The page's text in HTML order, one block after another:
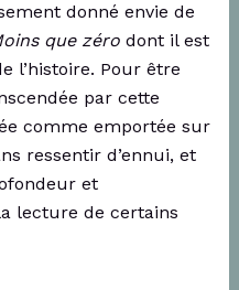
donné envie de
que zérodont il est
l’histoire. Pour être
par cette
comme emportée sur
ressentir d’ennui, et
et
lecture de certains